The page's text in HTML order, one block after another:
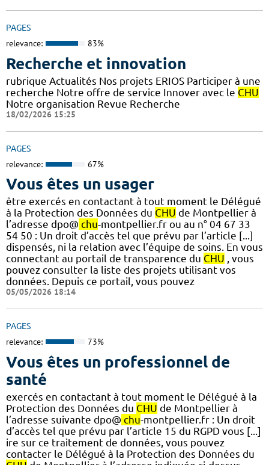
PAGES
relevance: 83%
Recherche et innovation
rubrique Actualités Nos projets ERIOS Participer à une
recherche Notre offre de service Innover avec le CHU
Notre organisation Revue Recherche
18/02/2026 15:25
PAGES
relevance: 67%
Vous êtes un usager
être exercés en contactant à tout moment le Délégué
à la Protection des Données du CHU de Montpellier à
l’adresse dpo@ chu-montpellier.fr ou au n° 04 67 33
54 50 : Un droit d’accès tel que prévu par l’article [...]
dispensés, ni la relation avec l’équipe de soins. En vous
connectant au portail de transparence du CHU , vous
pouvez consulter la liste des projets utilisant vos
données. Depuis ce portail, vous pouvez
05/05/2026 18:14
PAGES
relevance: 73%
Vous êtes un professionnel de
santé
exercés en contactant à tout moment le Délégué à la
Protection des Données du CHU de Montpellier à
l’adresse suivante dpo@ chu-montpellier.fr : Un droit
d’accès tel que prévu par l’article 15 du RGPD vous [...]
ire sur ce traitement de données, vous pouvez
contacter le Délégué à la Protection des Données du